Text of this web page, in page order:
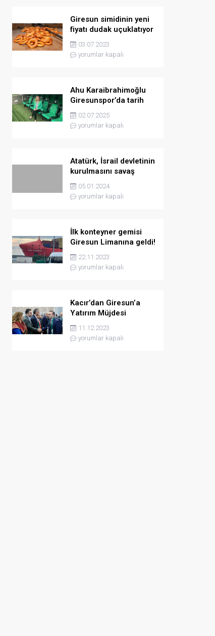
Giresun simidinin yeni
fiyatı dudak uçuklatıyor
03.07.2023
yorumlar kapalı
Ahu Karaibrahimoğlu
Giresunspor’da tarih
yazmaya hazırlanıyor
02.07.2025
yorumlar kapalı
Atatürk, İsrail devletinin
kurulmasını savaş
sebebi olarak ilân
etmişti
05.01.2024
yorumlar kapalı
İlk konteyner gemisi
Giresun Limanına geldi!
22.11.2023
yorumlar kapalı
Kacır’dan Giresun’a
Yatırım Müjdesi
11.12.2023
yorumlar kapalı